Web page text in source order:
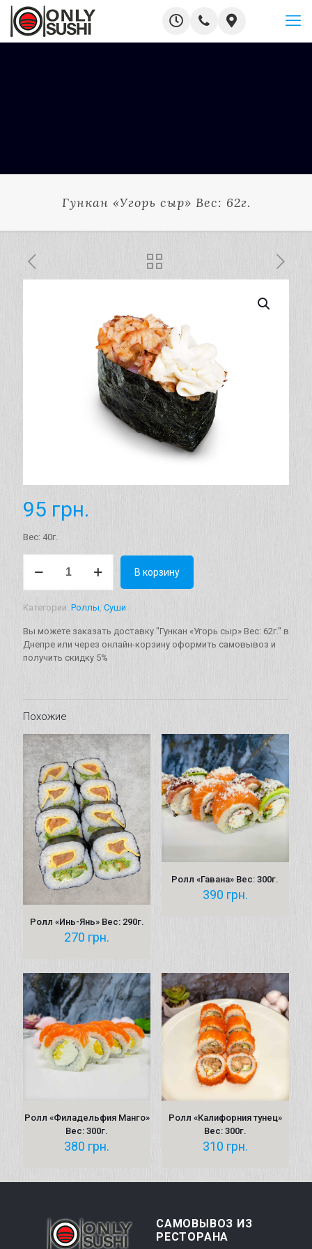
Гункан «Угорь сыр» Вес: 62г.
95 грн.
Вес: 40г.
товара
сыр"
Вес:
62г.
В корзину
Категории: Роллы, Суши
Вы можете заказать доставку "Гункан «Угорь сыр» Вес: 62г." в
Днепре или через онлайн-корзину оформить самовывоз и
получить скидку 5%
Похожие
Ролл «Инь-Янь» Вес: 290г.
270 грн.
Ролл «Гавана» Вес: 300г.
390 грн.
Ролл «Филадельфия Манго»
Вес: 300г.
380 грн.
Ролл «Калифорния тунец»
Вес: 300г.
310 грн.
САМОВЫВОЗ ИЗ
РЕСТОРАНА